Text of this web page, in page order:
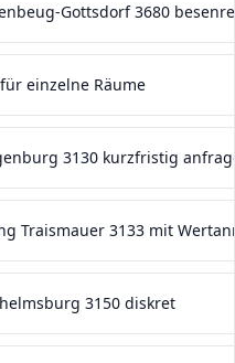
Gottsdorf 3680
einzelne Räume
3130 kurzfristig
Traismauer 3133 mit
3150 diskret